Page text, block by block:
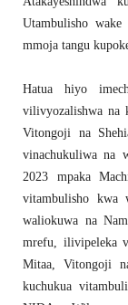
Utambulisho
mmoja tangu
Hatua hiyo
vilivyozalishwa na
Vitongoji na
vinachukuliwa na
2023 mpaka
vitambulisho
waliokuwa na
mrefu, ilivipeleka
Mitaa, Vitongoji
kuchukua